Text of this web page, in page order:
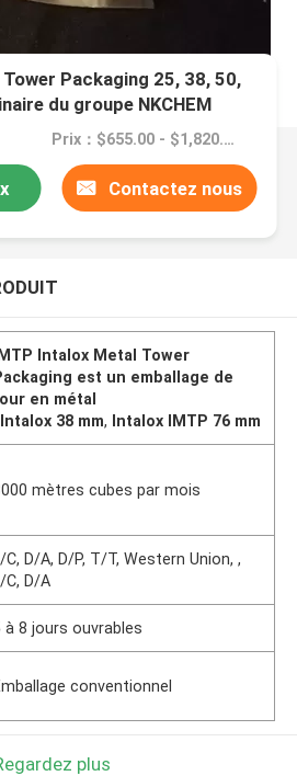
Packaging 25, 38, 50,
du groupe NKCHEM
Prix：$655.00 - $1,820.00/ cubic meter
Contactez nous
Intalox Metal Tower
est un emballage de
en métal
Intalox 38 mm, Intalox IMTP 76 mm
mètres cubes par mois
C, D/A, D/P, T/T, Western Union, ,
C, D/A
à 8 jours ouvrables
conventionnel
plus